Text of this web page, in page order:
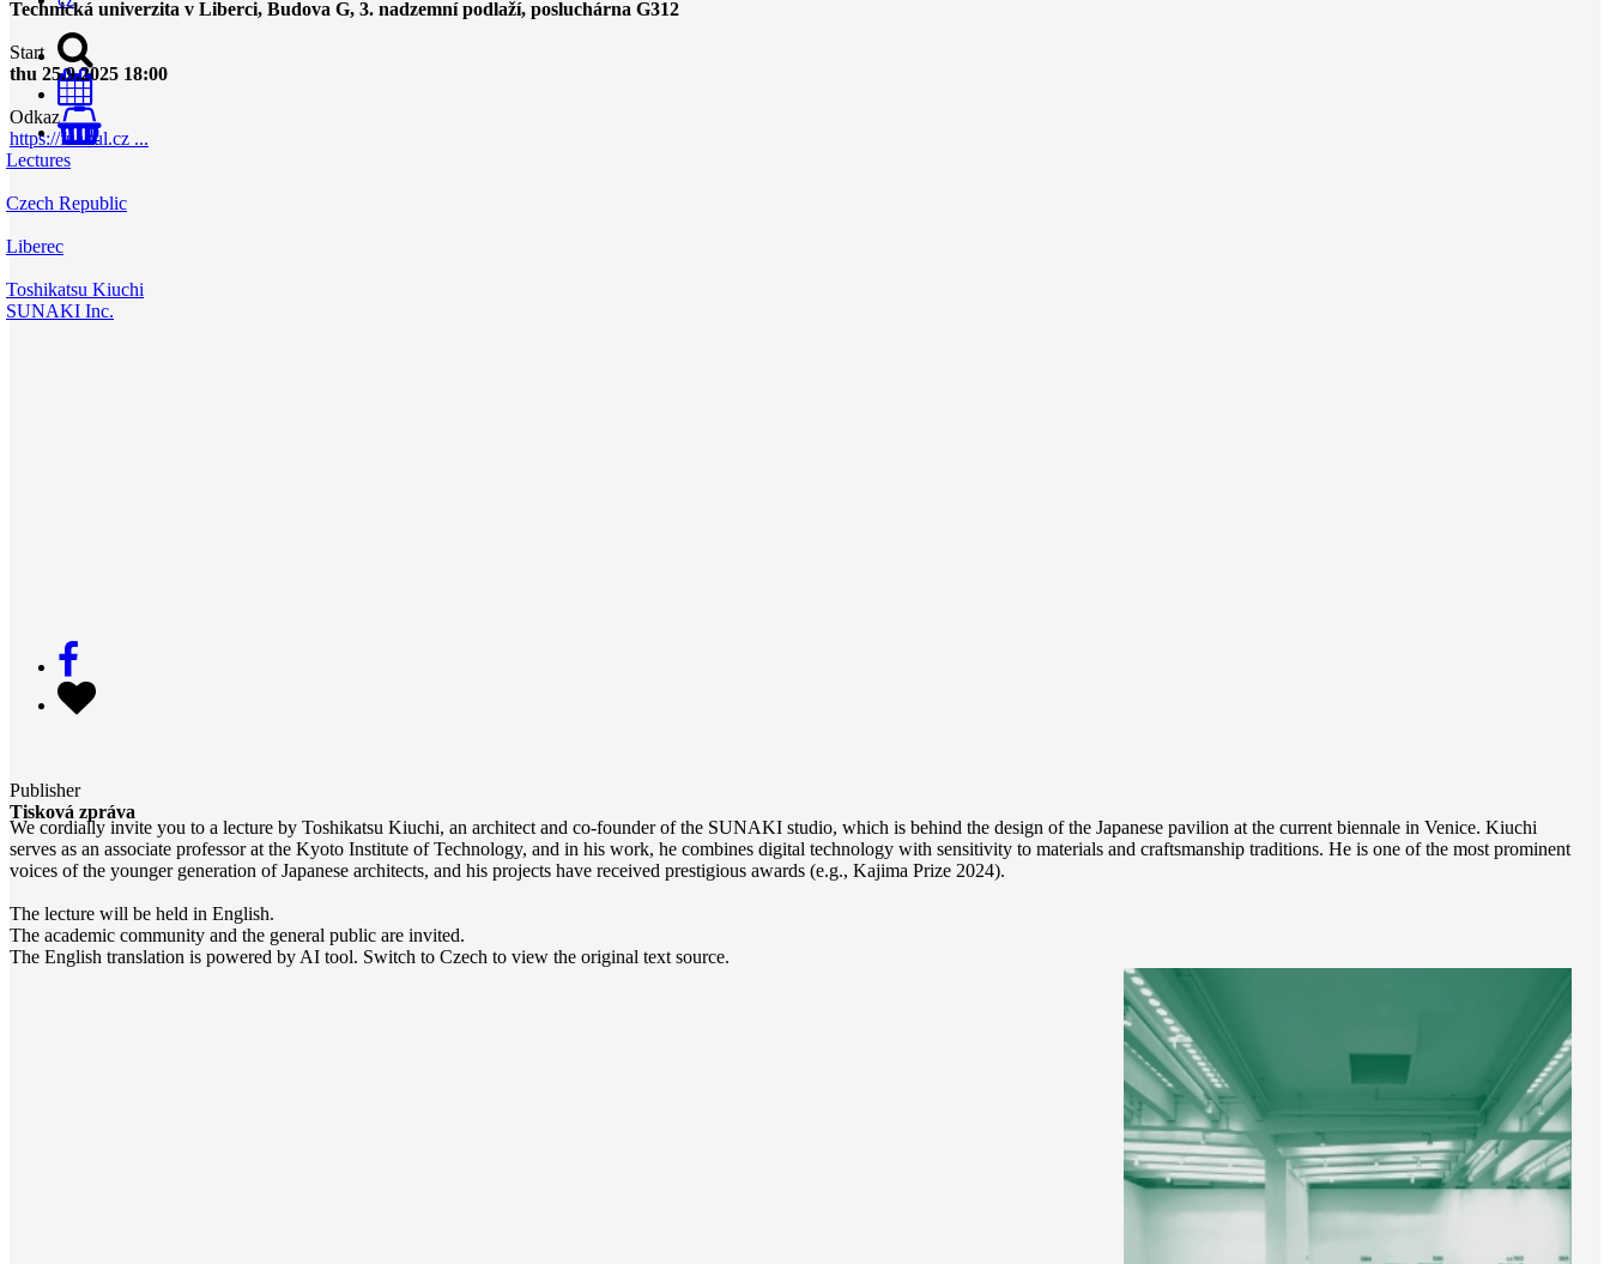
0
Technická univerzita v Liberci, Budova G, 3. nadzemní podlaží, posluchárna G312
Start
thu 25.9.2025 18:00
Odkaz
https://fua.tul.cz ...
Lectures
Czech Republic
Liberec
Toshikatsu Kiuchi
SUNAKI Inc.
Publisher
Tisková zpráva
We cordially invite you to a lecture by Toshikatsu Kiuchi, an architect and co-founder of the SUNAKI studio, which is behind the design of the Japanese pavilion at the current biennale in Venice. Kiuchi
serves as an associate professor at the Kyoto Institute of Technology, and in his work, he combines digital technology with sensitivity to materials and craftsmanship traditions. He is one of the most prominent
voices of the younger generation of Japanese architects, and his projects have received prestigious awards (e.g., Kajima Prize 2024).
The lecture will be held in English.
The academic community and the general public are invited.
The English translation is powered by AI tool. Switch to Czech to view the original text source.